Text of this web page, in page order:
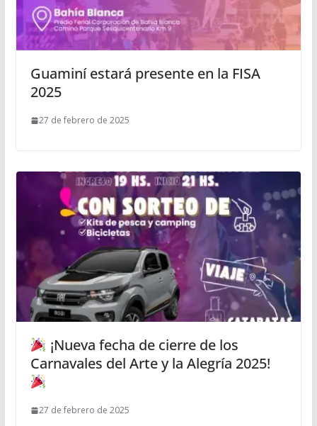
Guaminí estará presente en la FISA
2025
27 de febrero de 2025
¡Nueva fecha de cierre de los
Carnavales del Arte y la Alegría 2025!
27 de febrero de 2025